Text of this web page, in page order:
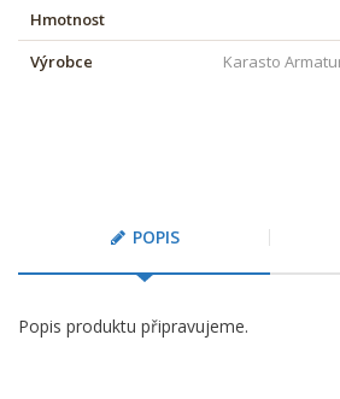
Hmotnost
Výrobce
Karasto
POPIS
Popis produktu připravujeme.